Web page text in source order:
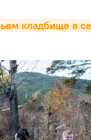
кладбище в